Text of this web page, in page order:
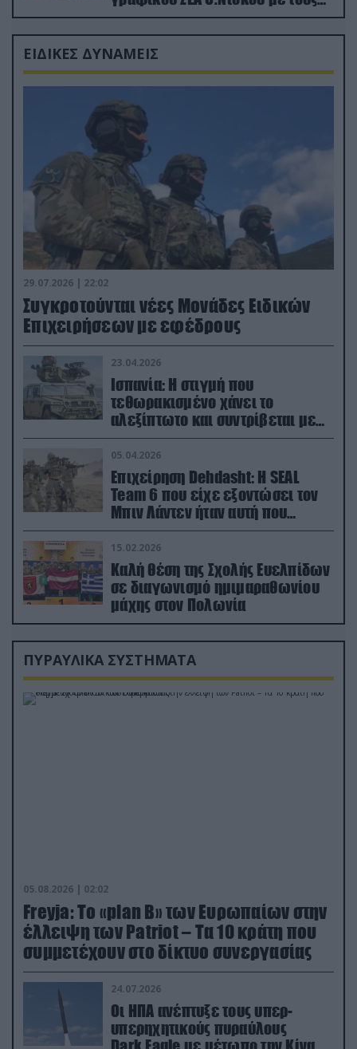
Ρώσους φαρσέρ
ΕΙΔΙΚΕΣ ΔΥΝΑΜΕΙΣ
29.07.2026 | 22:02
Συγκροτούνται νέες Μονάδες Ειδικών
Επιχειρήσεων με εφέδρους
23.04.2026
Ισπανία: Η στιγμή που
τεθωρακισμένο χάνει το
αλεξίπτωτο και συντρίβεται με
ορμή στο έδαφος (βίντεο)
05.04.2026
Επιχείρηση Dehdasht: Η SEAL
Team 6 που είχε εξοντώσει τον
Μπιν Λάντεν ήταν αυτή που
διέσωσε τον πιλότο του F-15
15.02.2026
Καλή θέση της Σχολής Ευελπίδων
σε διαγωνισμό ημιμαραθωνίου
μάχης στον Πολωνία
ΠΥΡΑΥΛΙΚΑ ΣΥΣΤΗΜΑΤΑ
05.08.2026 | 02:02
Freyja: Το «plan Β» των Ευρωπαίων στην
έλλειψη των Patriot – Τα 10 κράτη που
συμμετέχουν στο δίκτυο συνεργασίας
24.07.2026
Οι ΗΠΑ ανέπτυξε τους υπερ-
υπερηχητικούς πυραύλους